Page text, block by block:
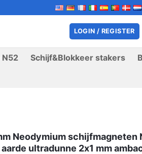
LOGIN / REGISTER
N52 Schijf&Blokkeer stakers
Neodymium schijfmagneten
ultradunne 2x1 mm